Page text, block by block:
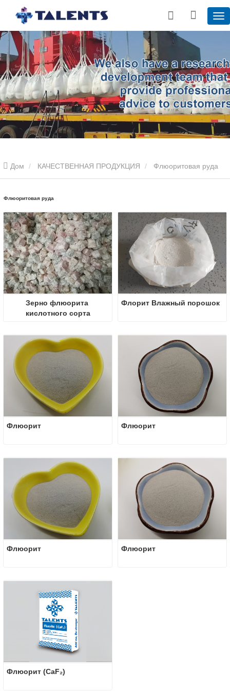
Дом КАЧЕСТВЕННАЯ ПРОДУКЦИЯ Флюоритовая руда
Флюоритовая руда
Зерно флюорита
кислотного сорта
Флорит Влажный порошок
Флюорит Флюорит
Флюорит Флюорит
Флюорит (CaF₂)